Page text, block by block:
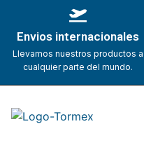
Envios internacionales
Llevamos nuestros productos a
cualquier parte del mundo.